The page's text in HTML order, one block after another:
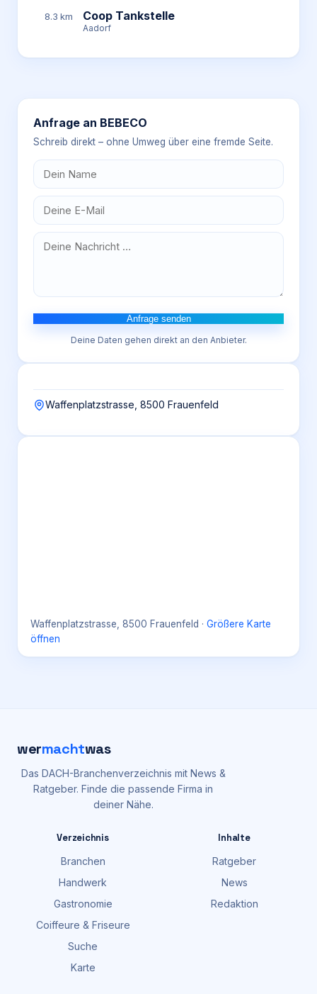
8.3 km Coop Tankstelle
Aadorf
Anfrage an BEBECO
Schreib direkt – ohne Umweg über eine fremde Seite.
Anfrage senden
Deine Daten gehen direkt an den Anbieter.
Waffenplatzstrasse, 8500 Frauenfeld
Waffenplatzstrasse, 8500 Frauenfeld · Größere Karte
öffnen
wermachtwas
Das DACH-Branchenverzeichnis mit News &
Ratgeber. Finde die passende Firma in
deiner Nähe.
Verzeichnis
Branchen
Handwerk
Gastronomie
Coiffeure & Friseure
Suche
Karte
Inhalte
Ratgeber
News
Redaktion